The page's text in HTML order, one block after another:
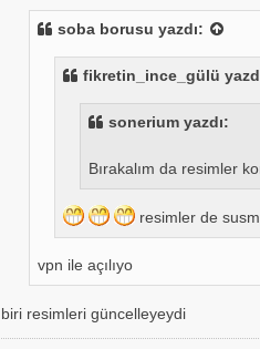
soba borusu yazdı:
fikretin_ince_gülü
sonerium yazdı:
Bırakalım da resimler
resimler de
vpn ile açılıyo
biri resimleri güncelleyeydi